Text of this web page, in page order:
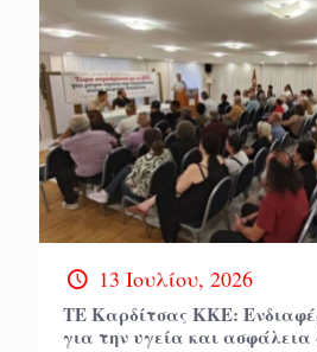
13 Ιουλίου, 2026
ΤΕ Καρδίτσας ΚΚΕ:
για την υγεία και ασφάλεια